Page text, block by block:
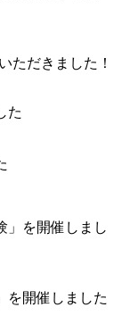
ただきました！
を開催しました